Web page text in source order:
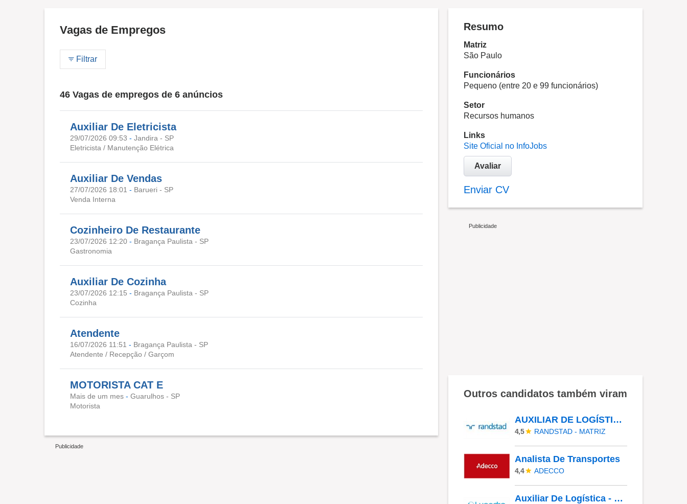
Vagas de Empregos
Filtrar
46 Vagas de empregos de 6 anúncios
Auxiliar De Eletricista
29/07/2026 09:53 - Jandira - SP
Eletricista / Manutenção Elétrica
Auxiliar De Vendas
27/07/2026 18:01 - Barueri - SP
Venda Interna
Cozinheiro De Restaurante
23/07/2026 12:20 - Bragança Paulista - SP
Gastronomia
Auxiliar De Cozinha
23/07/2026 12:15 - Bragança Paulista - SP
Cozinha
Atendente
16/07/2026 11:51 - Bragança Paulista - SP
Atendente / Recepção / Garçom
MOTORISTA CAT E
Mais de um mes - Guarulhos - SP
Motorista
Resumo
Matriz
São Paulo
Funcionários
Pequeno (entre 20 e 99 funcionários)
Setor
Recursos humanos
Links
Site Oficial no InfoJobs
Avaliar
Enviar CV
Outros candidatos também viram
AUXILIAR DE LOGÍSTICA - COLOMBO - PR
4,5 RANDSTAD - MATRIZ
Analista De Transportes
4,4 ADECCO
Auxiliar De Logística - Piracicaba | 5X2 -21H30 Às 06H25